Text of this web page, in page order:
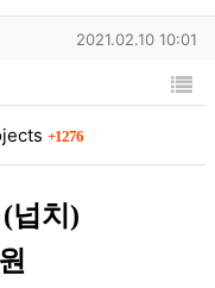
작성일
2021.02.10 10:01
목
1276회 연결
넙치)
원